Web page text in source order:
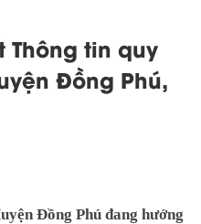
tin quy
Đồng Phú,
Đồng Phú đang hướng